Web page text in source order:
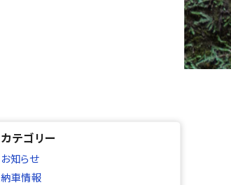
カテゴリー
お知らせ
納車情報